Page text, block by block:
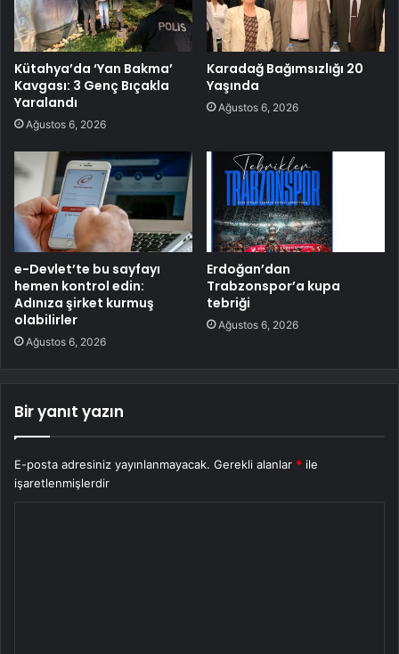
Kütahya’da ‘Yan Bakma’
Kavgası: 3 Genç Bıçakla
Yaralandı
Ağustos 6, 2026
Karadağ Bağımsızlığı 20
Yaşında
Ağustos 6, 2026
e-Devlet’te bu sayfayı
hemen kontrol edin:
Adınıza şirket kurmuş
olabilirler
Ağustos 6, 2026
Erdoğan’dan
Trabzonspor’a kupa
tebriği
Ağustos 6, 2026
Bir yanıt yazın
E-posta adresiniz yayınlanmayacak. Gerekli alanlar * ile
işaretlenmişlerdir